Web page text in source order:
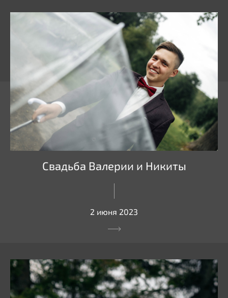
Свадьба Валерии и Никиты
2 июня 2023